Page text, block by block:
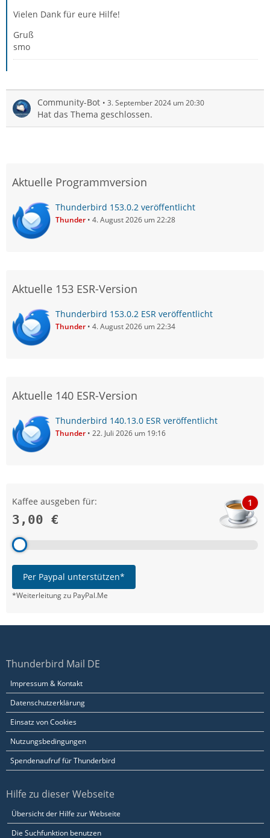
Vielen Dank für eure Hilfe!
Gruß
smo
Community-Bot 3. September 2024 um 20:30
Hat das Thema geschlossen.
Aktuelle Programmversion
Thunderbird 153.0.2 veröffentlicht
Thunder 4. August 2026 um 22:28
Aktuelle 153 ESR-Version
Thunderbird 153.0.2 ESR veröffentlicht
Thunder 4. August 2026 um 22:34
Aktuelle 140 ESR-Version
Thunderbird 140.13.0 ESR veröffentlicht
Thunder 22. Juli 2026 um 19:16
Kaffee ausgeben für:
3,00 €
1
Per Paypal unterstützen*
*Weiterleitung zu PayPal.Me
Thunderbird Mail DE
Impressum & Kontakt
Datenschutzerklärung
Einsatz von Cookies
Nutzungsbedingungen
Spendenaufruf für Thunderbird
Hilfe zu dieser Webseite
Übersicht der Hilfe zur Webseite
Die Suchfunktion benutzen